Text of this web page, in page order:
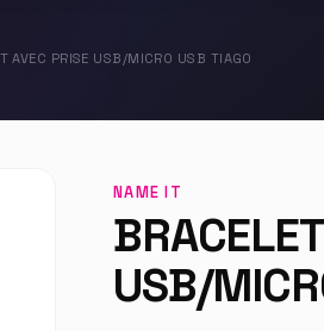
AVEC PRISE USB/MICRO USB TIAGO
NAME IT
USB/